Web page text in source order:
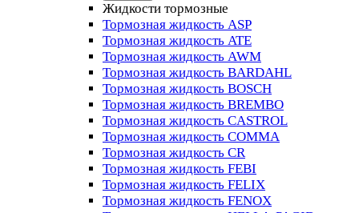
Жидкости тормозные
Тормозная жидкость ASP
Тормозная жидкость ATE
Тормозная жидкость AWM
Тормозная жидкость BARDAHL
Тормозная жидкость BOSCH
Тормозная жидкость BREMBO
Тормозная жидкость CASTROL
Тормозная жидкость COMMA
Тормозная жидкость CR
Тормозная жидкость FEBI
Тормозная жидкость FELIX
Тормозная жидкость FENOX